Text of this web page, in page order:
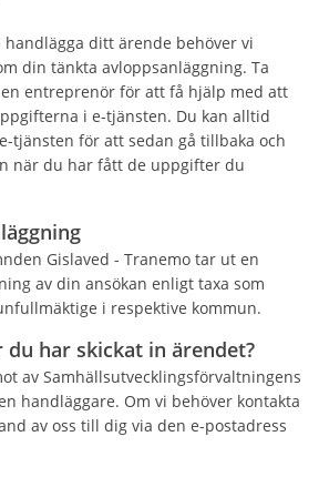
handlägga ditt ärende behöver vi
din tänkta avloppsanläggning. Ta
entreprenör för att få hjälp med att
i e-tjänsten. Du kan alltid
tjänsten för att sedan gå tillbaka och
när du har fått de uppgifter du
Gislaved - Tranemo tar ut en
av din ansökan enligt taxa som
i respektive kommun.
du har skickat in ärendet?
av Samhällsutvecklingsförvaltningens
handläggare. Om vi behöver kontakta
av oss till dig via den e-postadress